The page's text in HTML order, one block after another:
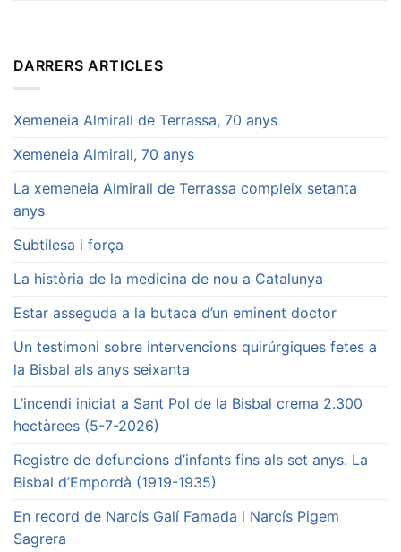
DARRERS ARTICLES
Xemeneia Almirall de Terrassa, 70 anys
Xemeneia Almirall, 70 anys
La xemeneia Almirall de Terrassa compleix setanta
anys
Subtilesa i força
La història de la medicina de nou a Catalunya
Estar asseguda a la butaca d’un eminent doctor
Un testimoni sobre intervencions quirúrgiques fetes a
la Bisbal als anys seixanta
L’incendi iniciat a Sant Pol de la Bisbal crema 2.300
hectàrees (5-7-2026)
Registre de defuncions d’infants fins als set anys. La
Bisbal d’Empordà (1919-1935)
En record de Narcís Galí Famada i Narcís Pigem
Sagrera